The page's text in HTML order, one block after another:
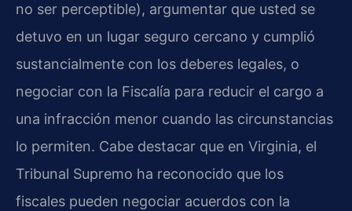
no ser perceptible), argumentar que usted se
detuvo en un lugar seguro cercano y cumplió
sustancialmente con los deberes legales, o
negociar con la Fiscalía para reducir el cargo a
una infracción menor cuando las circunstancias
lo permiten. Cabe destacar que en Virginia, el
Tribunal Supremo ha reconocido que los
fiscales pueden negociar acuerdos con la